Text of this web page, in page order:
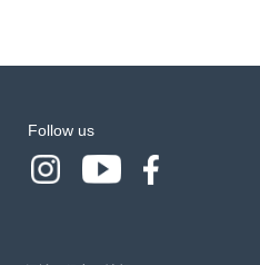
Follow us